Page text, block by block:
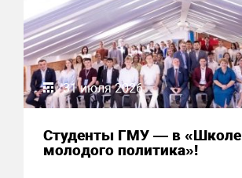
31 июля 2026
Студенты ГМУ — в «Школе
молодого политика»!